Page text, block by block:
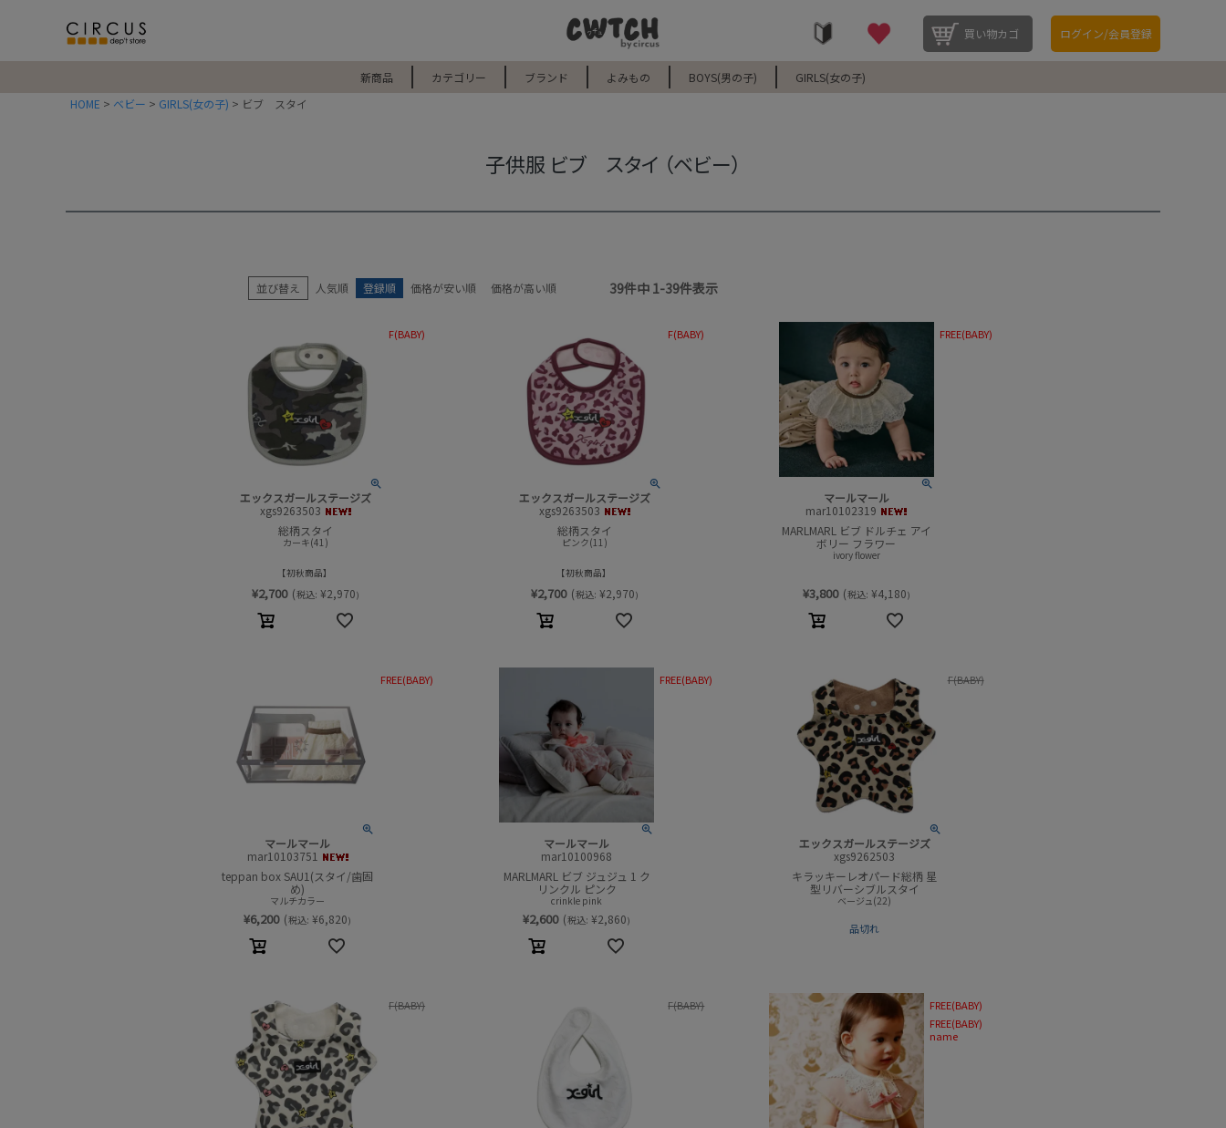
買い物カゴ ログイン/会員登録
新商品 カテゴリー ブランド よみもの BOYS(男の子)
GIRLS(女の子)
HOME
ベビー GIRLS(女の子) ビブ スタイ
子供服 ビブ スタイ （ベビー）
並び替え 人気順 登録順 価格が安い順 価格が高い順 39件中 1-39件表示
エックスガールステージズ
xgs9263503
総柄スタイ
カーキ(41)
初秋商品
¥2,700 (税込: ¥2,970)
F(BABY)
エックスガールステージズ
xgs9263503
総柄スタイ
ピンク(11)
初秋商品
¥2,700 (税込: ¥2,970)
F(BABY)
マールマール
mar10102319
MARLMARL ビブ ドルチェ アイ
ボリー フラワー
ivory flower
¥3,800 (税込: ¥4,180)
FREE(BABY)
マールマール
mar10103751
teppan box SAU1(スタイ/歯固
め)
マルチカラー
¥6,200 (税込: ¥6,820)
FREE(BABY)
マールマール
mar10100968
MARLMARL ビブ ジュジュ 1 ク
リンクル ピンク
crinkle pink
¥2,600 (税込: ¥2,860)
FREE(BABY)
エックスガールステージズ
xgs9262503
キラッキーレオパード総柄 星
型リバーシブルスタイ
ベージュ(22)
品切れ
F(BABY)
F(BABY) F(BABY)
FREE(BABY)
FREE(BABY)
name